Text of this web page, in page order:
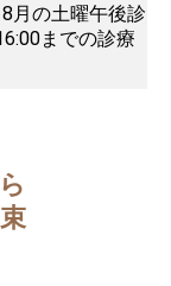
月の土曜午後診
までの診療